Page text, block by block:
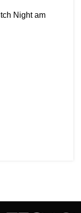
Night am